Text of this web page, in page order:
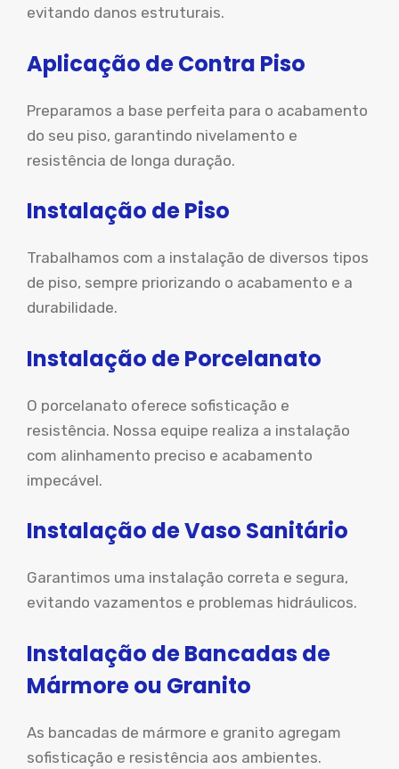
evitando danos estruturais.
Aplicação de Contra Piso
Preparamos a base perfeita para o acabamento
do seu piso, garantindo nivelamento e
resistência de longa duração.
Instalação de Piso
Trabalhamos com a instalação de diversos tipos
de piso, sempre priorizando o acabamento e a
durabilidade.
Instalação de Porcelanato
O porcelanato oferece sofisticação e
resistência. Nossa equipe realiza a instalação
com alinhamento preciso e acabamento
impecável.
Instalação de Vaso Sanitário
Garantimos uma instalação correta e segura,
evitando vazamentos e problemas hidráulicos.
Instalação de Bancadas de
Mármore ou Granito
As bancadas de mármore e granito agregam
sofisticação e resistência aos ambientes.